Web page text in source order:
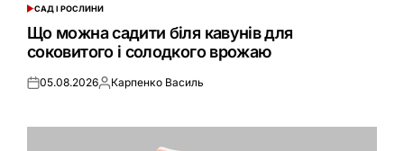
ОПУБЛІКУВАТИ
У
САД І РОСЛИНИ
Що можна садити біля кавунів для
соковитого і солодкого врожаю
Оприлюднено
05.08.2026Опубліковано
Карпенко Василь